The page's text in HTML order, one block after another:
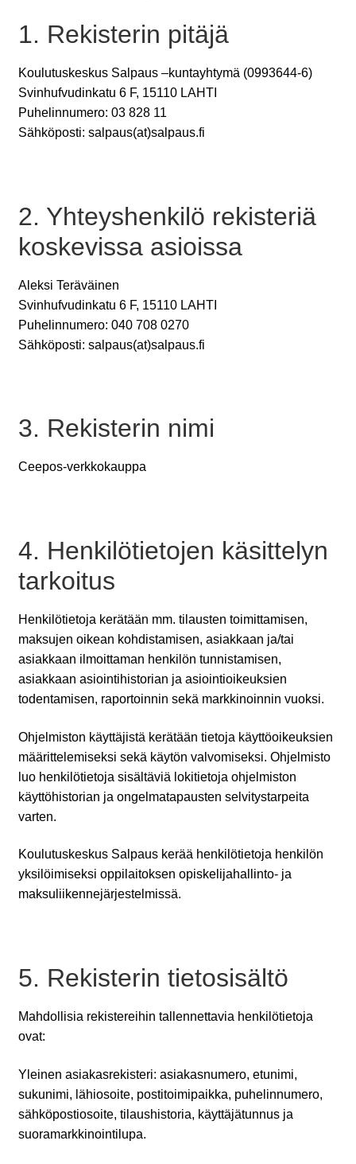
1. Rekisterin pitäjä
Koulutuskeskus Salpaus –kuntayhtymä (0993644-6)
Svinhufvudinkatu 6 F, 15110 LAHTI
Puhelinnumero: 03 828 11
Sähköposti: salpaus(at)salpaus.fi
2. Yhteyshenkilö rekisteriä
koskevissa asioissa
Aleksi Teräväinen
Svinhufvudinkatu 6 F, 15110 LAHTI
Puhelinnumero: 040 708 0270
Sähköposti: salpaus(at)salpaus.fi
3. Rekisterin nimi
Ceepos-verkkokauppa
4. Henkilötietojen käsittelyn
tarkoitus
Henkilötietoja kerätään mm. tilausten toimittamisen,
maksujen oikean kohdistamisen, asiakkaan ja/tai
asiakkaan ilmoittaman henkilön tunnistamisen,
asiakkaan asiointihistorian ja asiointioikeuksien
todentamisen, raportoinnin sekä markkinoinnin vuoksi.
Ohjelmiston käyttäjistä kerätään tietoja käyttöoikeuksien
määrittelemiseksi sekä käytön valvomiseksi. Ohjelmisto
luo henkilötietoja sisältäviä lokitietoja ohjelmiston
käyttöhistorian ja ongelmatapausten selvitystarpeita
varten.
Koulutuskeskus Salpaus kerää henkilötietoja henkilön
yksilöimiseksi oppilaitoksen opiskelijahallinto- ja
maksuliikennejärjestelmissä.
5. Rekisterin tietosisältö
Mahdollisia rekistereihin tallennettavia henkilötietoja
ovat:
Yleinen asiakasrekisteri: asiakasnumero, etunimi,
sukunimi, lähiosoite, postitoimipaikka, puhelinnumero,
sähköpostiosoite, tilaushistoria, käyttäjätunnus ja
suoramarkkinointilupa.